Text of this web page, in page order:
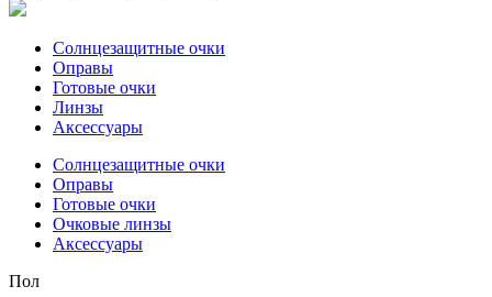
Солнцезащитные очки
Оправы
Готовые очки
Линзы
Аксессуары
Солнцезащитные очки
Оправы
Готовые очки
Очковые линзы
Аксессуары
Пол